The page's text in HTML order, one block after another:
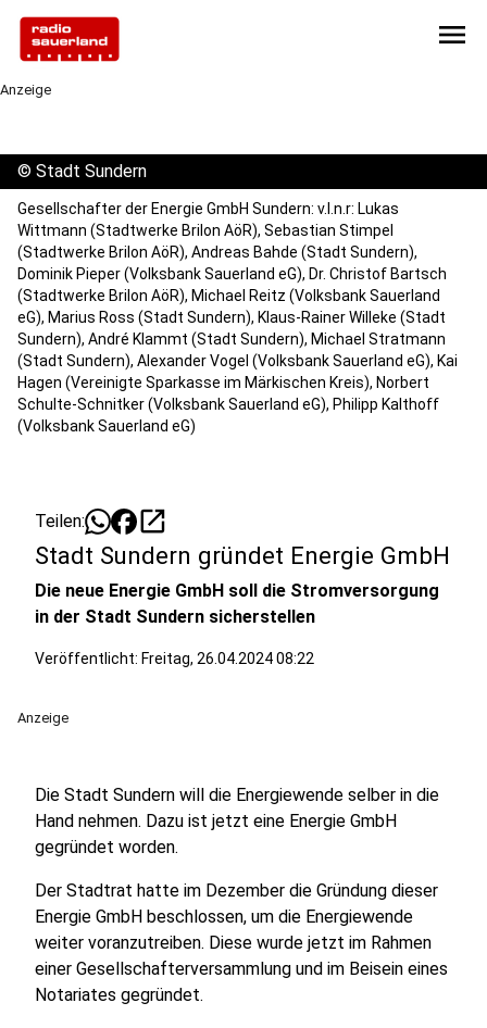
menu
Anzeige
© Stadt Sundern
Gesellschafter der Energie GmbH Sundern: v.l.n.r: Lukas
Wittmann (Stadtwerke Brilon AöR), Sebastian Stimpel
(Stadtwerke Brilon AöR), Andreas Bahde (Stadt Sundern),
Dominik Pieper (Volksbank Sauerland eG), Dr. Christof Bartsch
(Stadtwerke Brilon AöR), Michael Reitz (Volksbank Sauerland
eG), Marius Ross (Stadt Sundern), Klaus-Rainer Willeke (Stadt
Sundern), André Klammt (Stadt Sundern), Michael Stratmann
(Stadt Sundern), Alexander Vogel (Volksbank Sauerland eG), Kai
Hagen (Vereinigte Sparkasse im Märkischen Kreis), Norbert
Schulte-Schnitker (Volksbank Sauerland eG), Philipp Kalthoff
(Volksbank Sauerland eG)
Teilen: open_in_new
Stadt Sundern gründet Energie GmbH
Die neue Energie GmbH soll die Stromversorgung
in der Stadt Sundern sicherstellen
Veröffentlicht: Freitag, 26.04.2024 08:22
Anzeige
Die Stadt Sundern will die Energiewende selber in die
Hand nehmen. Dazu ist jetzt eine Energie GmbH
gegründet worden.
Der Stadtrat hatte im Dezember die Gründung dieser
Energie GmbH beschlossen, um die Energiewende
weiter voranzutreiben. Diese wurde jetzt im Rahmen
einer Gesellschafterversammlung und im Beisein eines
Notariates gegründet.